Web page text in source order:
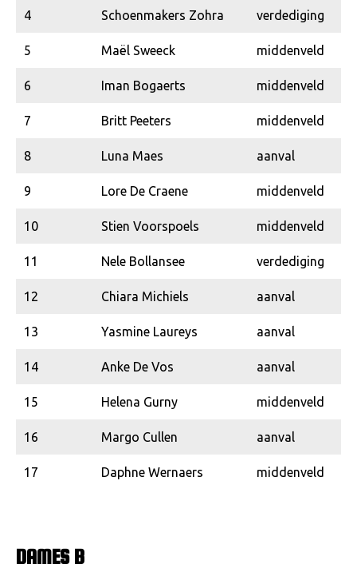
4 Schoenmakers Zohra verdediging
5 Maël Sweeck middenveld
6 Iman Bogaerts middenveld
7 Britt Peeters middenveld
8 Luna Maes aanval
9 Lore De Craene middenveld
10 Stien Voorspoels middenveld
11 Nele Bollansee verdediging
12 Chiara Michiels aanval
13 Yasmine Laureys aanval
14 Anke De Vos aanval
15 Helena Gurny middenveld
16 Margo Cullen aanval
17 Daphne Wernaers middenveld
DAMES B